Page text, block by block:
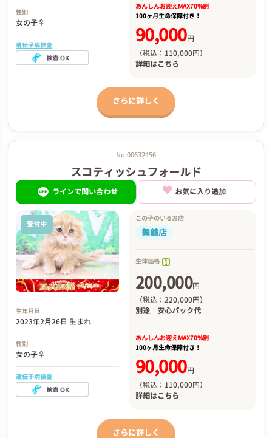
性別
女の子♀
遺伝子病検査
あんしんお迎えMAX70%割
100ヶ月生命保障付き！
90,000円
（税込：110,000円）
詳細はこちら
さらに詳しく
No.00632456
スコティッシュフォールド
ラインで問い合わせ お気に入り追加
受付中
生年月日
2023年2月26日 生まれ
性別
女の子♀
遺伝子病検査
この子のいるお店
舞鶴店
生体価格
200,000円
（税込：220,000円）
別途 安心パック代
あんしんお迎えMAX70%割
100ヶ月生命保障付き！
90,000円
（税込：110,000円）
詳細はこちら
さらに詳しく